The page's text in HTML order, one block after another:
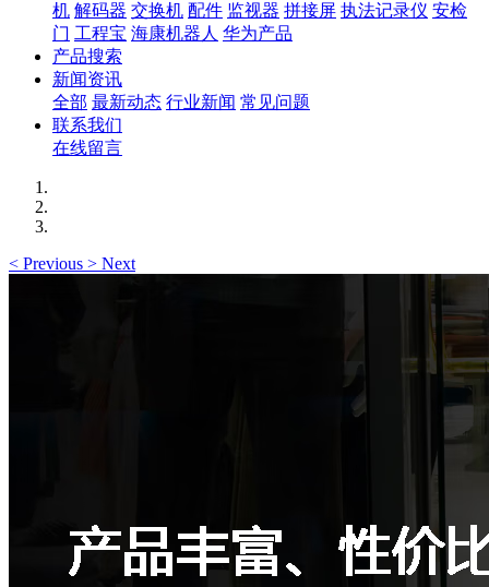
机 解码器 交换机 配件 监视器 拼接屏 执法记录仪 安检
门 工程宝 海康机器人 华为产品
产品搜索
新闻资讯
全部 最新动态 行业新闻 常见问题
联系我们
在线留言
< Previous > Next